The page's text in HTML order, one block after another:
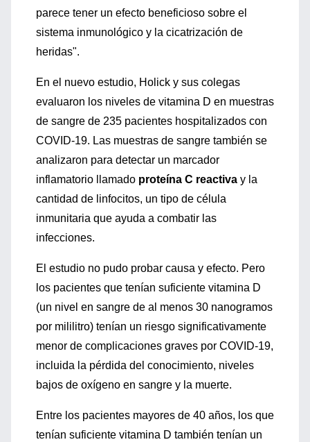
parece tener un efecto beneficioso sobre el
sistema inmunológico y la cicatrización de
heridas".
En el nuevo estudio, Holick y sus colegas
evaluaron los niveles de vitamina D en muestras
de sangre de 235 pacientes hospitalizados con
COVID-19. Las muestras de sangre también se
analizaron para detectar un marcador
inflamatorio llamado proteína C reactiva y la
cantidad de linfocitos, un tipo de célula
inmunitaria que ayuda a combatir las
infecciones.
El estudio no pudo probar causa y efecto. Pero
los pacientes que tenían suficiente vitamina D
(un nivel en sangre de al menos 30 nanogramos
por mililitro) tenían un riesgo significativamente
menor de complicaciones graves por COVID-19,
incluida la pérdida del conocimiento, niveles
bajos de oxígeno en sangre y la muerte.
Entre los pacientes mayores de 40 años, los que
tenían suficiente vitamina D también tenían un